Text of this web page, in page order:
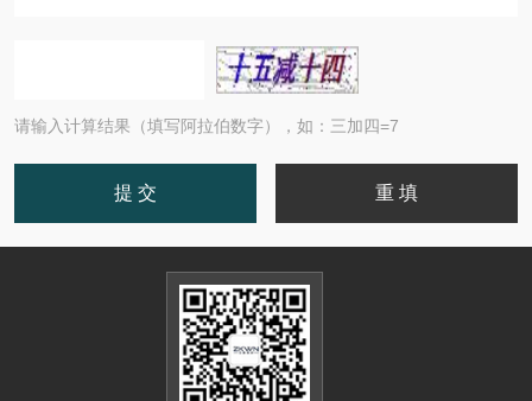
请输入计算结果（填写阿拉伯数字），如：三加四=7